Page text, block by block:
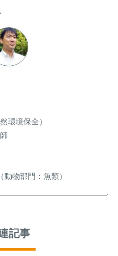
環境保全）
物部門：魚類）
記事